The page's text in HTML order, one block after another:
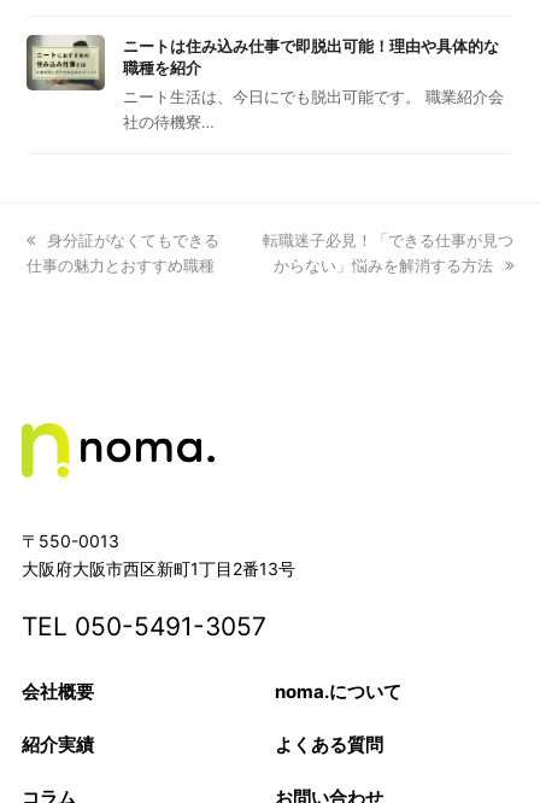
ニートは住み込み仕事で即脱出可能！理由や具体的な
職種を紹介
ニート生活は、今日にでも脱出可能です。 職業紹介会
社の待機寮…
previous
post:
身分証がなくてもできる
仕事の魅力とおすすめ職種
next
post:
転職迷子必見！「できる仕事が見つ
からない」悩みを解消する方法
〒550-0013
大阪府大阪市西区新町1丁目2番13号
TEL 050-5491-3057
会社概要 noma.について
紹介実績 よくある質問
コラム お問い合わせ